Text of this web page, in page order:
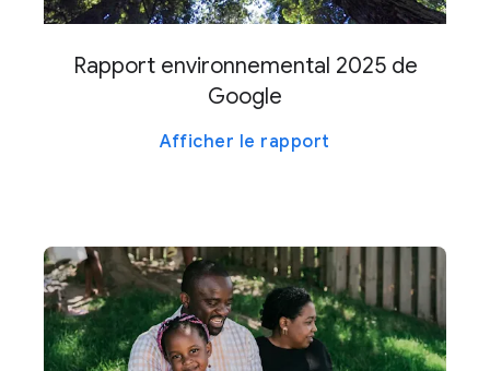
Rapport environnemental 2025 de
Google
Afficher le rapport